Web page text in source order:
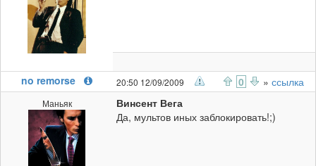
no remorse 20:50 12/09/2009 0 » ссылка
Маньяк
Винсент Вега
Да, мультов иных заблокировать!;)